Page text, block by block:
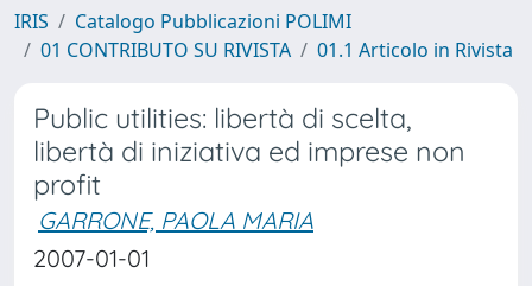
IRIS
Catalogo Pubblicazioni POLIMI
01 CONTRIBUTO SU RIVISTA
01.1 Articolo in Rivista
Public utilities: libertà di scelta,
libertà di iniziativa ed imprese non
profit
GARRONE, PAOLA MARIA
2007-01-01